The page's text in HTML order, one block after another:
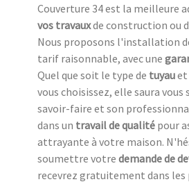
Couverture 34 est la meilleure
vos travauxde construction ou
Nous proposons l'installation
tarif raisonnable, avec une
Quel que soit le type de tuyauet
vous choisissez, elle saura
savoir-faire et son
dans un travail de qualité pour
attrayante à votre maison.
soumettre votre demande de
recevrez gratuitement dans les